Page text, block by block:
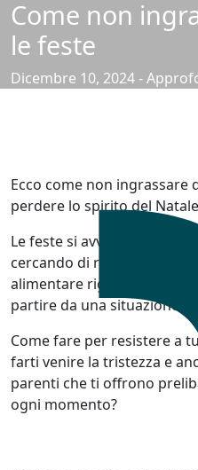
Skip to main content
Come non
le feste
Dicembre 10, 2024 -
Ecco come non ingrassare
perdere lo spirito del
Le feste si avvicinano, ma
cercando di rimetterti in
alimentare rigido per
partire da una situazione
Come fare per resistere a
farti venire la tristezza e
parenti che ti offrono
ogni momento?